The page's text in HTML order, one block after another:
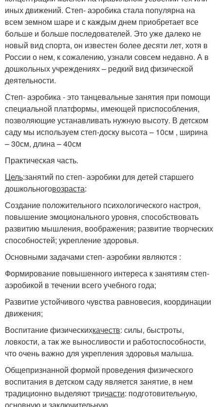
иных движений. Степ- аэробика стала популярна на
всем земном шаре и с каждым днем приобретает все
больше и больше последователей. Это уже далеко не
новый вид спорта, он известен более десяти лет, хотя в
России о нем, к сожалению, узнали совсем недавно. А в
дошкольных учреждениях – редкий вид физической
деятельности.
Степ- аэробика - это танцевальные занятия при помощи
специальной платформы, имеющей приспособления,
позволяющие устанавливать нужную высоту. В детском
саду мы используем степ-доску высота – 10см , ширина
– 30см, длина – 40см
Практическая часть.
Цель:занятий по степ- аэробики для детей старшего
дошкольноговозраста:
Создание положительного психологического настроя,
повышение эмоционального уровня, способствовать
развитию мышления, воображения; развитие творческих
способностей; укрепление здоровья.
Основными задачами степ- аэробики являются :
Формирование повышенного интереса к занятиям степ-
аэробикой в течении всего учебного года;
Развитие устойчивого чувства равновесия, координации
движения;
Воспитание физическихкачеств: силы, быстроты,
ловкости, а так же выносливости и работоспособности,
что очень важно для укрепления здоровья малыша.
Общепризнанной формой проведения физического
воспитания в детском саду является занятие, в нем
традиционно выделяют тричасти: подготовительную,